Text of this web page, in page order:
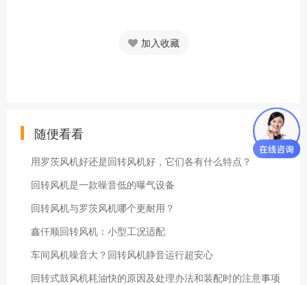
加入收藏
随便看看
用罗茨风机好还是回转风机好，它们各有什么特点？
回转风机是一款噪音低的曝气设备
回转风机与罗茨风机哪个更耐用？
鑫仟顺回转风机：小型工况适配
车间风机噪音大？回转风机静音运行超安心
回转式鼓风机耗油快的原因及处理办法和装配时的注意事项